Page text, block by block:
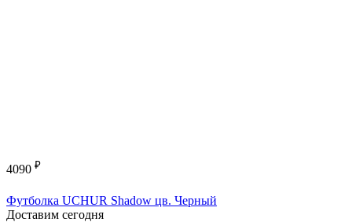
4090 ₽
Футболка UCHUR Shadow цв. Черный
Доставим сегодня